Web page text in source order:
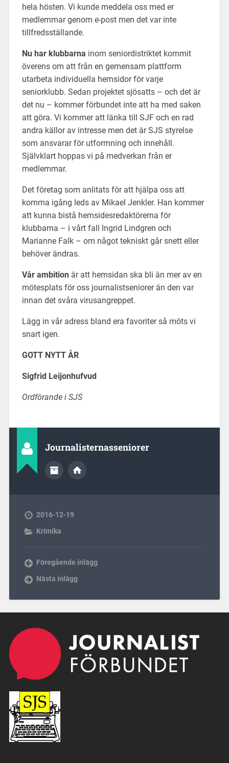
hela hösten. Vi kunde meddela oss med er
medlemmar genom e-post men det var inte
tillfredsställande.
Nu har klubbarna inom seniordistriktet kommit
överens om att från en gemensam plattform
utarbeta individuella hemsidor för varje
seniorklubb. Sedan projektet sjösatts – och det är
det nu – kommer förbundet inte att ha med saken
att göra. Vi kommer att länka till SJF och en rad
andra källor av intresse men det är SJS styrelse
som ansvarar för utformning och innehåll.
Självklart hoppas vi på medverkan från er
medlemmar.
Det företag som anlitats för att hjälpa oss att
komma igång leds av Mikael Jenkler. Han kommer
att kunna bistå hemsidesredaktörerna för
klubbarna – i vårt fall Ingrid Lindgren och
Marianne Falk – om något tekniskt går snett eller
behöver ändras.
Vår ambitionär att hemsidan ska bli än mer av en
mötesplats för oss journalistseniorer än den var
innan det svåra virusangreppet.
Lägg in vår adress bland era favoriter så möts vi
snart igen.
GOTT NYTT ÅR
Sigfrid Leijonhufvud
Ordförande i SJS
Journalisternasseniorer
2016-12-19
Krönika
Föregående inlägg
Nästa inlägg